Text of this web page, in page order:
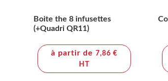
Boite the 8 infusettes
(+Quadri QR11)
à partir de7,86 €
HT